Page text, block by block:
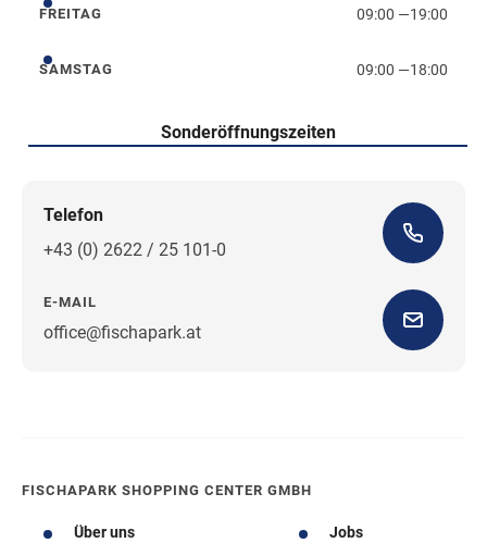
Freitag
FREITAG 09:00 —19:00
Samstag
SAMSTAG 09:00 —18:00
Sonderöffnungszeiten
Telefon
+43 (0) 2622 / 25 101-0
E-MAIL
office@fischapark.atWegbeschreibung
FISCHAPARK SHOPPING CENTER GMBH
Über uns Jobs